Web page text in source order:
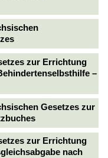
zur Errichtung
–
Gesetzes zur
zur Errichtung
nach